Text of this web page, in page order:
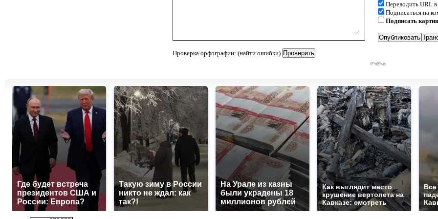
Проверка орфографии: (найти ошибки)
Переводить URL
Подписаться на
Подписать
Где будет встреча
президентов США и
России: Европа?
Такую зиму в России
никто не ждал: как
так?!
На Урале из казны
были украдены 18
миллионов рублей
Как выглядит место
крушение вертолета на
Кавказе: смотреть
Все